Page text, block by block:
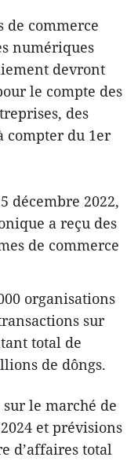
commerce
numériques
devront
le compte des
des
compter du 1er
décembre 2022,
a reçu des
de commerce
organisations
sur
total de
de dôngs.
sur le marché de
et prévisions
d’affaires total